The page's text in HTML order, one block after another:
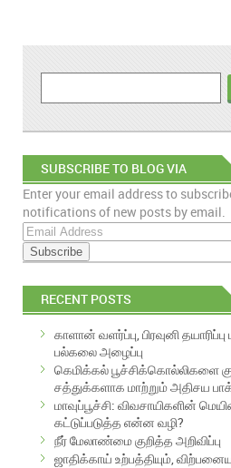
SUBSCRIBE TO BLOG VIA
EMAIL
Enter your email address to
notifications of new posts by email.
E
m
a
i
A
RECENT POSTS
காளான் வளர்ப்பு, பிரவுனி
பல்கலை அழைப்பு
கெமிக்கல் பூச்சிக்கொல்லிகளை
சத்துக்களாக மாற்றும் அதிசய
மாவுப்பூச்சி: விவசாயிகளின்
கட்டுப்படுத்த என்ன வழி?
நீர் மேலாண்மை குறித்த அறிவிப்பு
ஜாதிக்காய் உற்பத்தியும்,